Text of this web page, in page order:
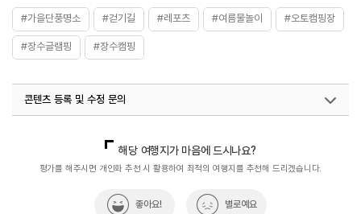
#가을단풍명소 #걷기길 #레포츠 #여름물놀이 #오토캠핑장
#장수글램핑 #장수캠핑
콘텐츠 등록 및 수정 문의
해당 여행지가 마음에 드시나요?
평가를 해주시면 개인화 추천 시 활용하여 최적의 여행지를 추천해 드리겠습니다.
좋아요! 별로예요